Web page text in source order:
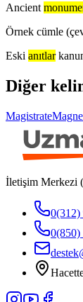
Ancient
Örnek cümle
Eski anıtlar
Diğer
Magistrate
İletişim Merkezi
0(312)
0(850)